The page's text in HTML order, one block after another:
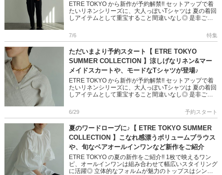
ETRE TOKYO から新作が予約解禁!! セットアップで着
たいリネンシリーズに、大人っぽいTシャツは 夏の着回
しアイテムとして重宝すること間違いなし◎ 是非ご覧
7/6 特集
ただいまより予約スタート【 ETRE TOKYO
SUMMER COLLECTION 】涼しげなリネン&マー
メイドスカートや、モードなTシャツが登場♪
ETRE TOKYO から新作が予約解禁!! セットアップで着
たいリネンシリーズに、大人っぽいTシャツは 夏の着回
しアイテムとして重宝すること間違いなし◎ 是非ご覧
6/29 予約スタート
夏のワードローブに♪【 ETRE TOKYO SUMMER
COLLECTION 】こなれ感漂うボリュームブラウス
や、旬なベアオールインワンなど新作をご紹介
ETRE TOKYO の夏の新作をご紹介!! 1枚で映えるワン
ピ、オールインワンは組み合わせて幅広いスタイリング
に活躍◎ 立体的なフォルムが魅力のトップスはシンプ